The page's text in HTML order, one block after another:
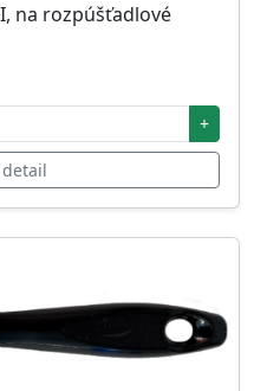
na rozpúšťadlové
+